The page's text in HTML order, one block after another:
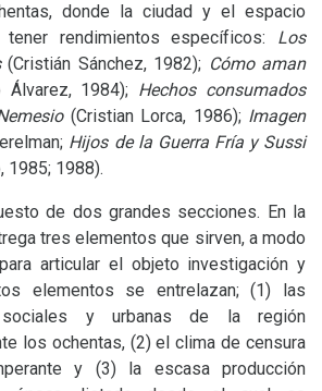
donde la ciudad y el espacio
tener rendimientos específicos: Los
(Cristián Sánchez, 1982); Cómo aman
1984); Hechos consumados
(Cristian Lorca, 1986); Imagen
Hijos de la Guerra Fría y Sussi
1985; 1988).
de dos grandes secciones. En la
tres elementos que sirven, a modo
articular el objeto investigación y
elementos se entrelazan; (1) las
sociales y urbanas de la región
los ochentas, (2) el clima de censura
y (3) la escasa producción